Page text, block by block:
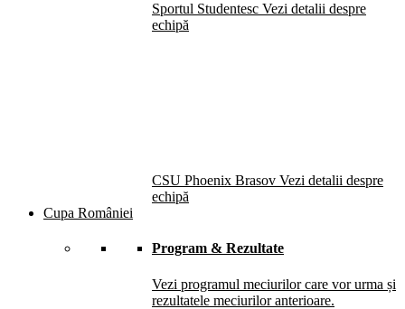
Sportul Studentesc Vezi detalii despre
echipă
CSU Phoenix Brasov Vezi detalii despre
echipă
Cupa României
Program & Rezultate
Vezi programul meciurilor care vor urma și
rezultatele meciurilor anterioare.